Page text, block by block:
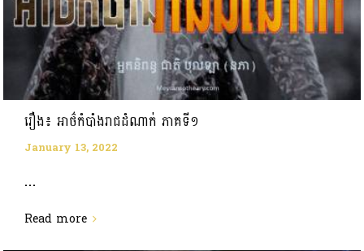
រឿង៖ អាថ៌កំបាំងរាជដំណាក់ ភាគទី១
January 13, 2022
...
Read more